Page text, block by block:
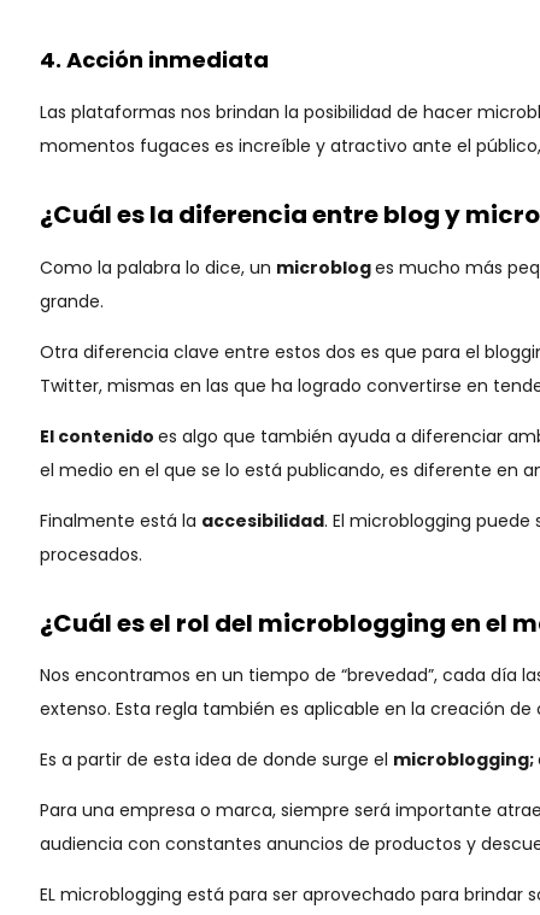
4. Acción inmediata
Las plataformas nos brindan la posibilidad de hacer
momentos fugaces es increíble y atractivo ante el
¿Cuál es la diferencia entre blog y
Como la palabra lo dice, un microbloges mucho más
grande.
Otra diferencia clave entre estos dos es que para el
Twitter, mismas en las que ha logrado convertirse en
El contenido es algo que también ayuda a diferenciar
el medio en el que se lo está publicando, es diferente en
Finalmente está la accesibilidad. El microblogging
procesados.
¿Cuál es el rol del microblogging en el
Nos encontramos en un tiempo de “brevedad”, cada día
extenso. Esta regla también es aplicable en la creación
Es a partir de esta idea de donde surge el microblogging;
Para una empresa o marca, siempre será importante
audiencia con constantes anuncios de productos y
EL microblogging está para ser aprovechado para